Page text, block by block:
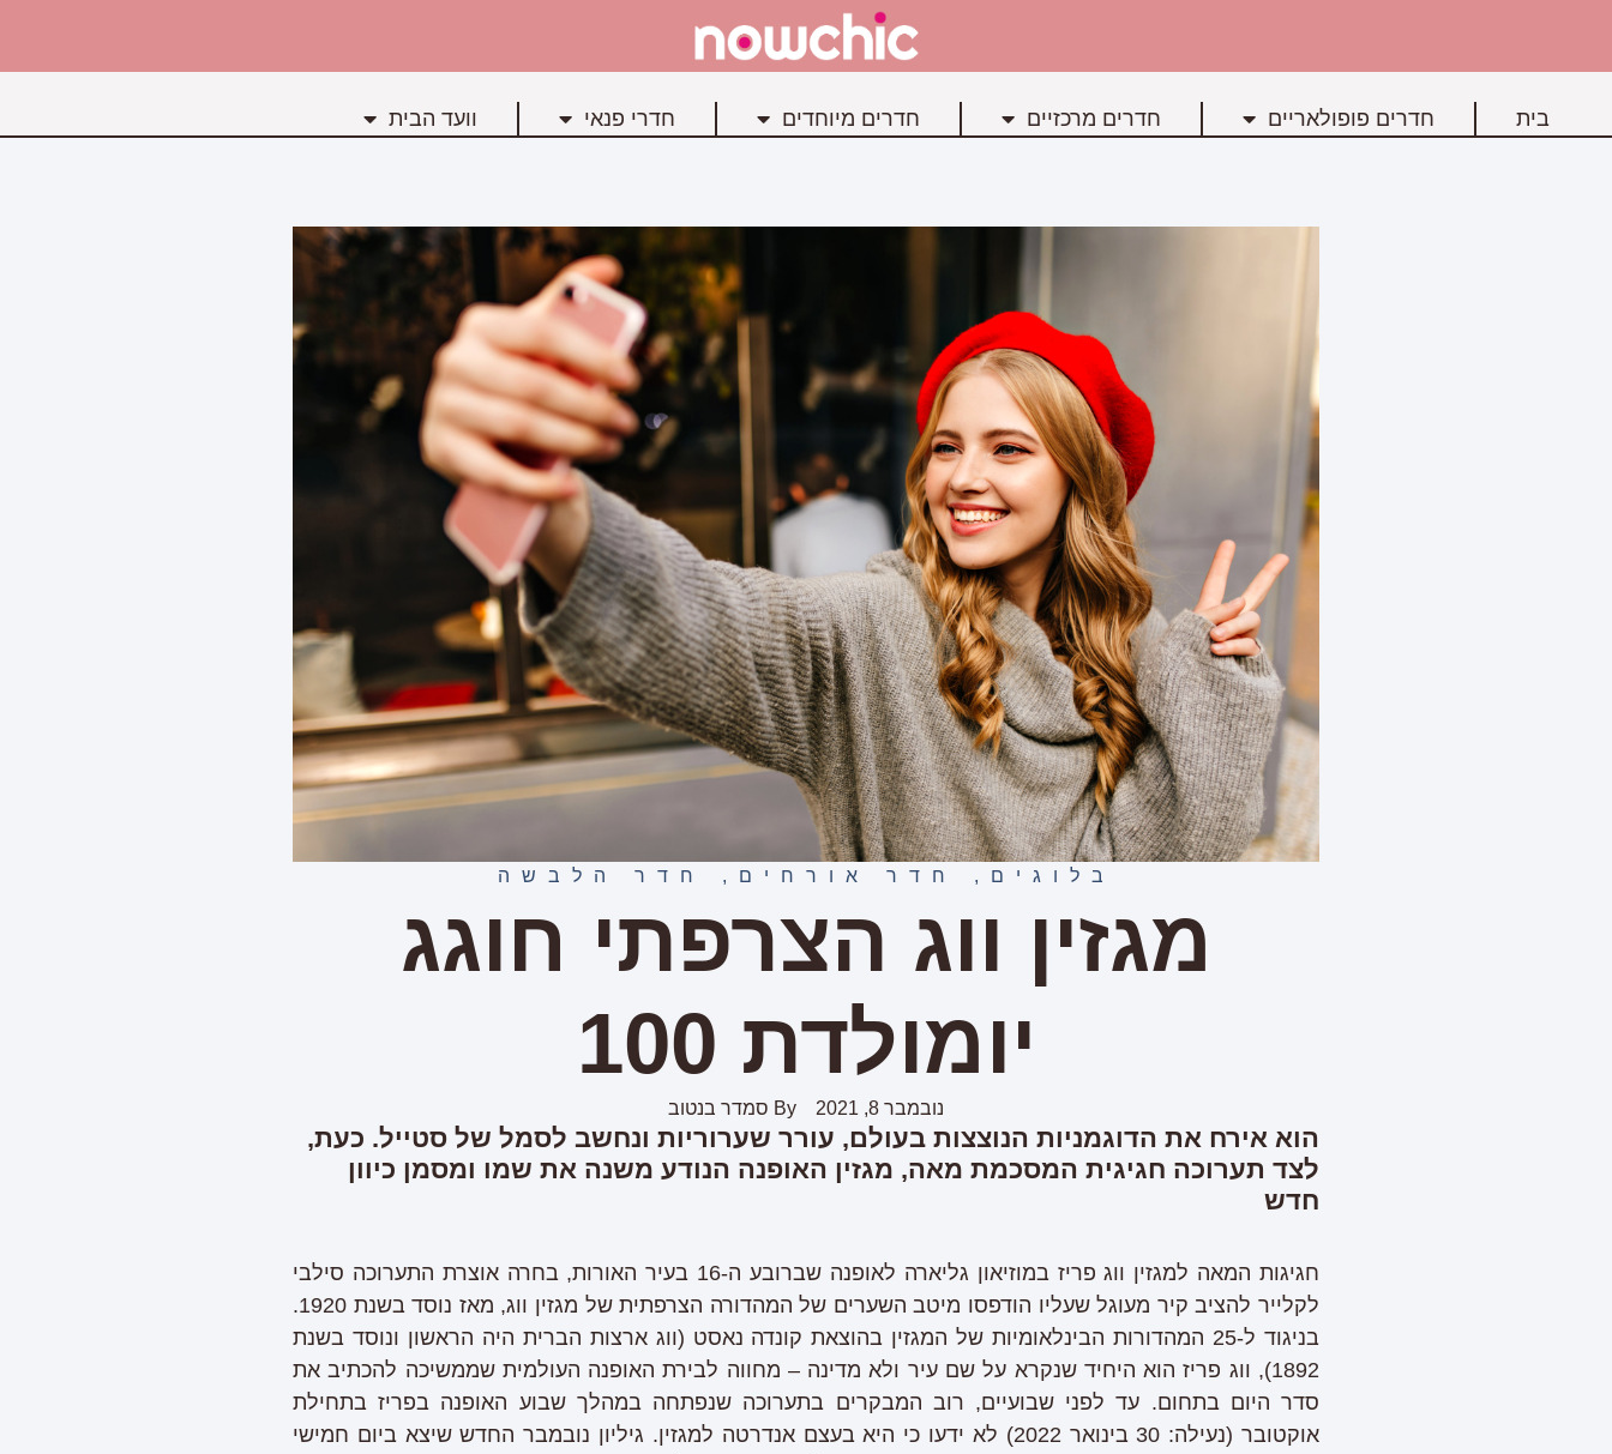
בית חדרים פופולאריים חדרים מרכזיים חדרים מיוחדים חדרי פנאי וועד הבית
בלוגים , חדר אורחים , חדר הלבשה
מגזין ווג הצרפתי חוגג
יומולדת 100
נובמבר 8, 2021 By סמדר בנטוב
הוא אירח את הדוגמניות הנוצצות בעולם, עורר שערוריות ונחשב לסמל של סטייל. כעת,
לצד תערוכה חגיגית המסכמת מאה, מגזין האופנה הנודע משנה את שמו ומסמן כיוון
חדש
חגיגות המאה למגזין ווג פריז במוזיאון גליארה לאופנה שברובע ה-16 בעיר האורות, בחרה אוצרת התערוכה סילבי
לקלייר להציב קיר מעוגל שעליו הודפסו מיטב השערים של המהדורה הצרפתית של מגזין ווג, מאז נוסד בשנת 1920.
בניגוד ל-25 המהדורות הבינלאומיות של המגזין בהוצאת קונדה נאסט (ווג ארצות הברית היה הראשון ונוסד בשנת
1892), ווג פריז הוא היחיד שנקרא על שם עיר ולא מדינה – מחווה לבירת האופנה העולמית שממשיכה להכתיב את
סדר היום בתחום. עד לפני שבועיים, רוב המבקרים בתערוכה שנפתחה במהלך שבוע האופנה בפריז בתחילת
אוקטובר (נעילה: 30 בינואר 2022) לא ידעו כי היא בעצם אנדרטה למגזין. גיליון נובמבר החדש שיצא ביום חמישי